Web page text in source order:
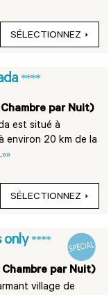
SÉLECTIONNEZ
****
par Nuit)
est situé à
environ 20 km de la
»»
SÉLECTIONNEZ
only ****
par Nuit)
village de